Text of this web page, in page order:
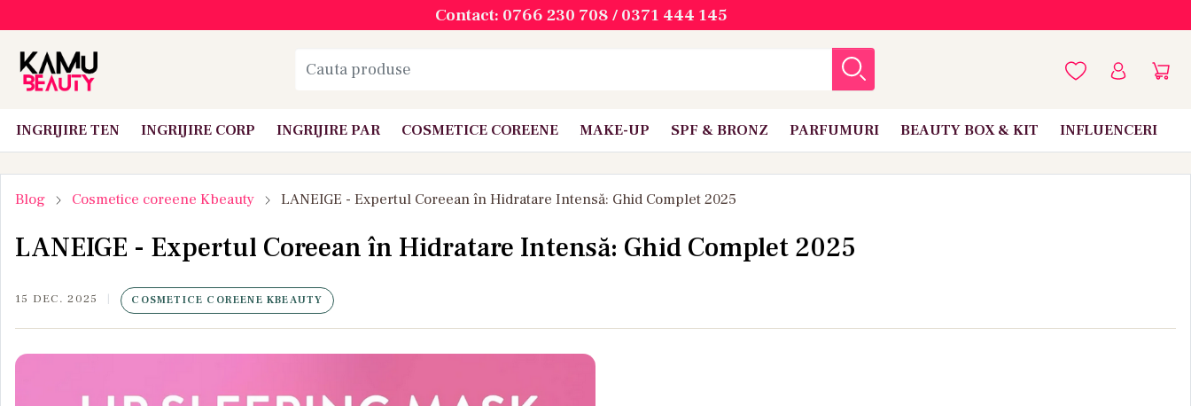
Contact: 0766 230 708 / 0371 444 145
INGRIJIRE TEN INGRIJIRE CORP INGRIJIRE PAR COSMETICE COREENE MAKE-UP SPF & BRONZ PARFUMURI BEAUTY BOX & KIT INFLUENCERI
Blog Cosmetice coreene Kbeauty LANEIGE - Expertul Coreean în Hidratare Intensă: Ghid Complet 2025
LANEIGE - Expertul Coreean în Hidratare Intensă: Ghid Complet 2025
15 DEC. 2025 COSMETICE COREENE KBEAUTY